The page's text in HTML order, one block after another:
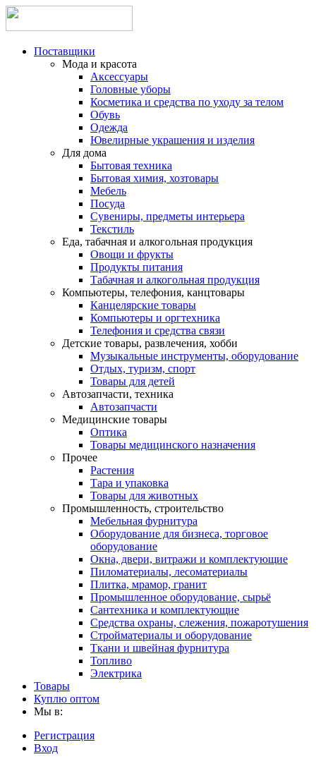
Поставщики
Мода и красота
Аксессуары
Головные уборы
Косметика и средства по уходу за телом
Обувь
Одежда
Ювелирные украшения и изделия
Для дома
Бытовая техника
Бытовая химия, хозтовары
Мебель
Посуда
Сувениры, предметы интерьера
Текстиль
Еда, табачная и алкогольная продукция
Овощи и фрукты
Продукты питания
Табачная и алкогольная продукция
Компьютеры, телефония, канцтовары
Канцелярские товары
Компьютеры и оргтехника
Телефония и средства связи
Детские товары, развлечения, хобби
Музыкальные инструменты, оборудование
Отдых, туризм, спорт
Товары для детей
Автозапчасти, техника
Автозапчасти
Медицинские товары
Оптика
Товары медицинского назначения
Прочее
Растения
Тара и упаковка
Товары для животных
Промышленность, строительство
Мебельная фурнитура
Оборудование для бизнеса, торговое
оборудование
Окна, двери, витражи и комплектующие
Пиломатериалы, лесоматериалы
Плитка, мрамор, гранит
Промышленное оборудование, сырьё
Сантехника и комплектующие
Средства охраны, слежения, пожаротушения
Стройматериалы и оборудование
Ткани и швейная фурнитура
Топливо
Электрика
Товары
Куплю оптом
Мы в:
Регистрация
Вход